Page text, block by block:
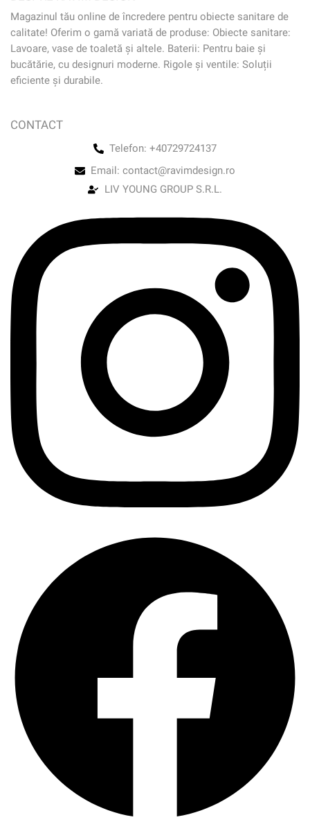
Magazinul tău online de încredere pentru obiecte sanitare de
calitate! Oferim o gamă variată de produse: Obiecte sanitare:
Lavoare, vase de toaletă și altele. Baterii: Pentru baie și
bucătărie, cu designuri moderne. Rigole și ventile: Soluții
eficiente și durabile.
CONTACT
Telefon: +40729724137
Email: contact@ravimdesign.ro
LIV YOUNG GROUP S.R.L.